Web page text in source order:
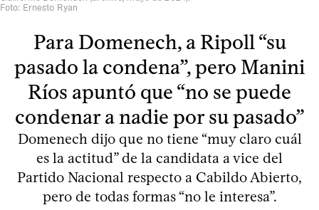
Foto: Ernesto Ryan
Para Domenech, a Ripoll “su
pasado la condena”, pero Manini
Ríos apuntó que “no se puede
condenar a nadie por su pasado”
Domenech dijo que no tiene “muy claro cuál
es la actitud” de la candidata a vice del
Partido Nacional respecto a Cabildo Abierto,
pero de todas formas “no le interesa”.